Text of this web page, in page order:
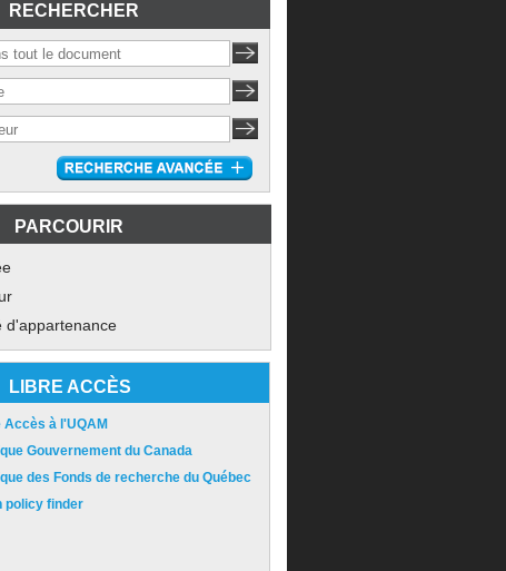
RECHERCHER
PARCOURIR
d'appartenance
LIBRE ACCÈS
Accès à l'UQAM
Gouvernement du Canada
des Fonds de recherche du Québec
policy finder